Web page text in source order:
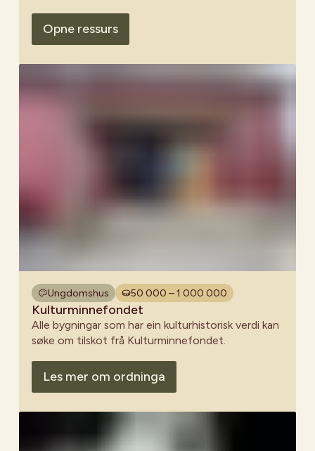
Opne ressurs
Ungdomshus 50 000 – 1 000 000
Kulturminnefondet
Alle bygningar som har ein kulturhistorisk verdi kan
søke om tilskot frå Kulturminnefondet.
Les mer om ordninga